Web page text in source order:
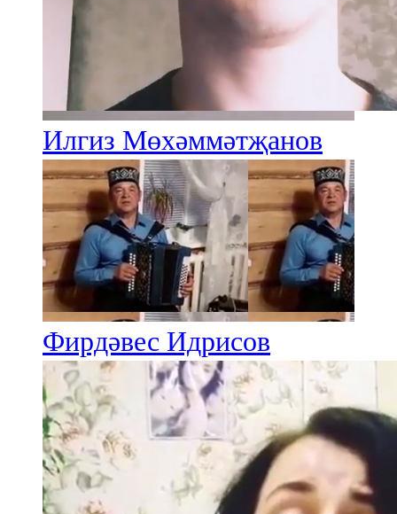
Яр Чаллы
105,5 FM
Илгиз Мөхәммәтҗанов
Фирдәвес Идрисов